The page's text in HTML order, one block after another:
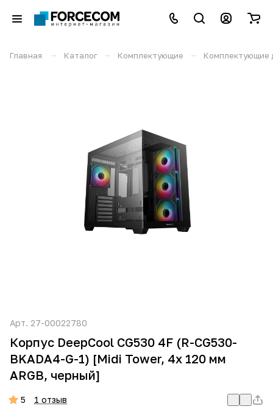
Главная – Каталог – Комплектующие – Комплектующие
Арт. 27-00022780
Корпус DeepCool CG530 4F (R-CG530-
BKADA4-G-1) [Midi Tower, 4x 120 мм
ARGB, черный]
5 1 отзыв